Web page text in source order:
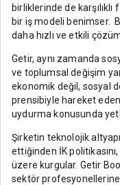
birliklerinde de
bir iş modeli benimser.
daha hızlı ve etkili
Getir, aynı zamanda
ve toplumsal değişim
ekonomik değil, sosyal
prensibiyle hareket
uydurma konusunda
Şirketin teknolojik
ettiğinden İK
üzere kurgular. Getir
sektör profesyonellerine